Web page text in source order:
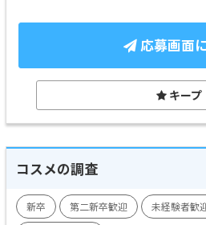
応募画面
キープ
コスメの調査
新卒 第二新卒歓迎 未経験者歓